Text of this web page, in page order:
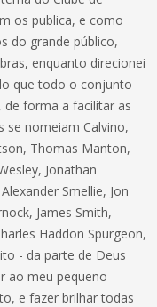
os publica, e como
do grande público,
enquanto direcionei
que todo o conjunto
forma a facilitar as
se nomeiam Calvino,
Thomas Manton,
Jonathan
Smellie, Jon
James Smith,
Haddon Spurgeon,
- da parte de Deus
ao meu pequeno
e fazer brilhar todas